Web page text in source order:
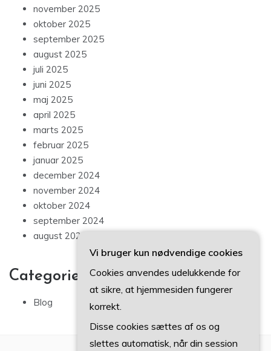
november 2025
oktober 2025
september 2025
august 2025
juli 2025
juni 2025
maj 2025
april 2025
marts 2025
februar 2025
januar 2025
december 2024
november 2024
oktober 2024
september 2024
august 2024
Categories
Blog
Vi bruger kun nødvendige cookies
Cookies anvendes udelukkende for
at sikre, at hjemmesiden fungerer
korrekt.
Disse cookies sættes af os og
slettes automatisk, når din session